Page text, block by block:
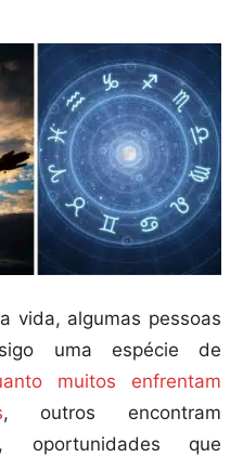
vida, algumas pessoas
uma espécie de
muitos enfrentam
, outros encontram
oportunidades que